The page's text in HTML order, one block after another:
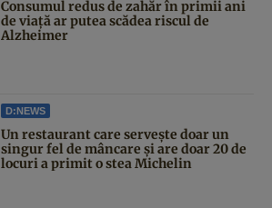
Consumul redus de zahăr în primii ani
de viață ar putea scădea riscul de
Alzheimer
D:NEWS
Un restaurant care servește doar un
singur fel de mâncare și are doar 20 de
locuri a primit o stea Michelin